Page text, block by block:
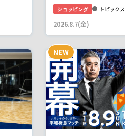
ショッピング トピックス
2026.8.7(金)